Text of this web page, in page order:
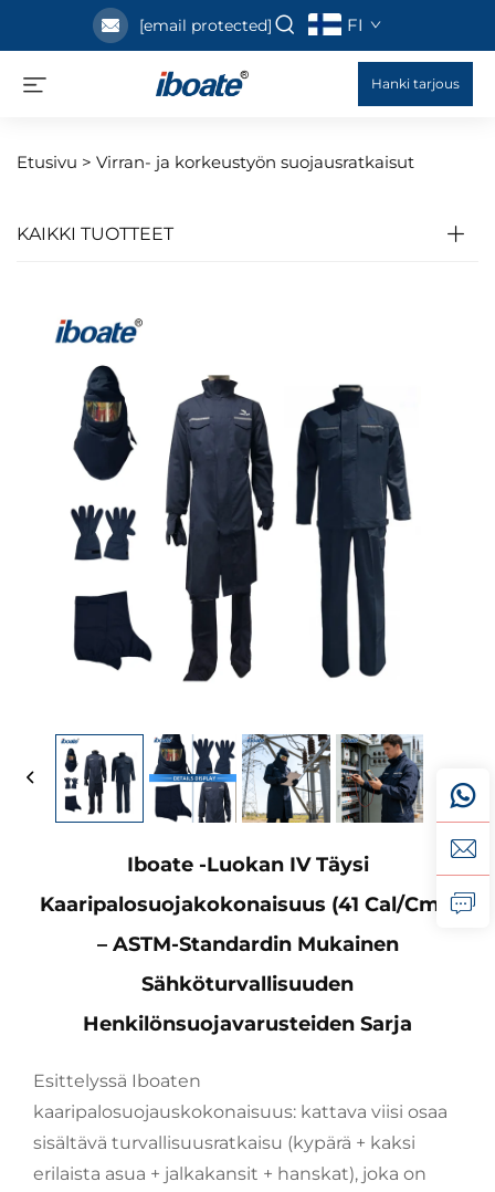
[email protected] FI
Hanki tarjous
Etusivu > Virran- ja korkeustyön suojausratkaisut
KAIKKI TUOTTEET
Iboate -luokan IV Täysi
Kaaripalosuojakokonaisuus (41 Cal/cm²)
– ASTM-Standardin Mukainen
Sähköturvallisuuden
Henkilönsuojavarusteiden Sarja
Esittelyssä Iboaten
kaaripalosuojauskokonaisuus: kattava viisi osaa
sisältävä turvallisuusratkaisu (kypärä + kaksi
erilaista asua + jalkakansit + hanskat), joka on